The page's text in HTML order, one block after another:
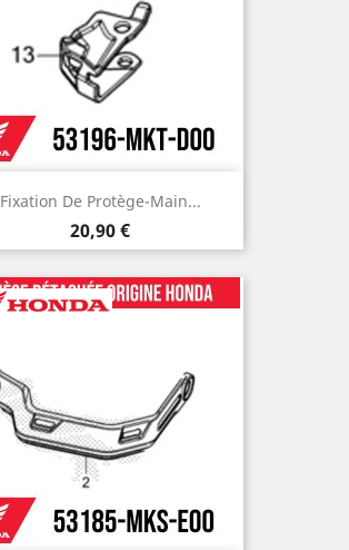
Fixation De Protège-Main...
Prix
20,90 €